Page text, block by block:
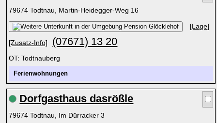
79674 Todtnau, Martin-Heidegger-Weg 16
[Lage]
[Zusatz-Info] (07671) 13 20
OT: Todtnauberg
Ferienwohnungen
Dorfgasthaus dasrößle
79674 Todtnau, Im Dürracker 3